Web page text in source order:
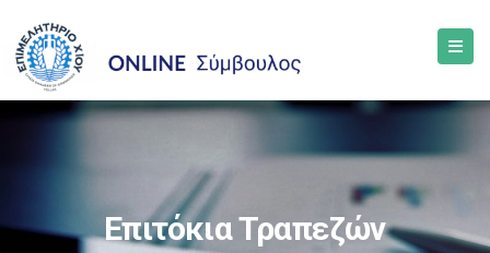
Επιτόκια Τραπεζών